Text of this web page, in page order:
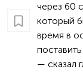
через 60
который
время в
— сказал